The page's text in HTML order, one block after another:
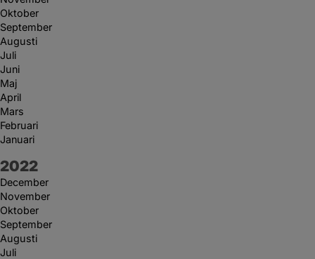
Oktober
September
Augusti
Juli
Juni
Maj
April
Mars
Februari
Januari
År:
2022
December
November
Oktober
September
Augusti
Juli